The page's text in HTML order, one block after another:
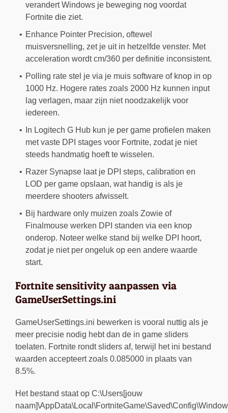
verandert Windows je beweging nog voordat
Fortnite die ziet.
Enhance Pointer Precision, oftewel
muisversnelling, zet je uit in hetzelfde venster. Met
acceleration wordt cm/360 per definitie inconsistent.
Polling rate stel je via je muis software of knop in op
1000 Hz. Hogere rates zoals 2000 Hz kunnen input
lag verlagen, maar zijn niet noodzakelijk voor
iedereen.
In Logitech G Hub kun je per game profielen maken
met vaste DPI stages voor Fortnite, zodat je niet
steeds handmatig hoeft te wisselen.
Razer Synapse laat je DPI steps, calibration en
LOD per game opslaan, wat handig is als je
meerdere shooters afwisselt.
Bij hardware only muizen zoals Zowie of
Finalmouse werken DPI standen via een knop
onderop. Noteer welke stand bij welke DPI hoort,
zodat je niet per ongeluk op een andere waarde
start.
Fortnite sensitivity aanpassen via
GameUserSettings.ini
GameUserSettings.ini bewerken is vooral nuttig als je
meer precisie nodig hebt dan de in game sliders
toelaten. Fortnite rondt sliders af, terwijl het ini bestand
waarden accepteert zoals 0.085000 in plaats van
8.5%.
Het bestand staat op C:\Users[jouw